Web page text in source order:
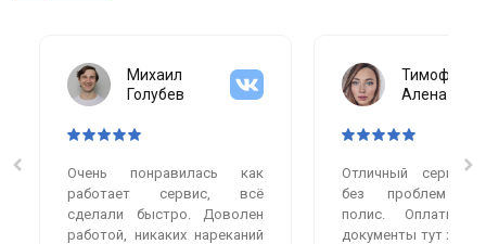
Михаил
Голубев
Очень понравилась как
работает сервис, всё
сделали быстро. Доволен
работой, никаких нареканий
Тимофеева
Алена
Отличный сервис.
без проблем
полис.
документы тут же